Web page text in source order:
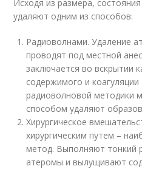
Исходя из размера,
удаляют одним из способов:
Радиоволнами. Удаление
проводят под местной
заключается во вскрытии
содержимого и
радиоволновой методики
способом удаляют
Хирургическое
хирургическим путем –
метод. Выполняют тонкий
атеромы и вылущивают